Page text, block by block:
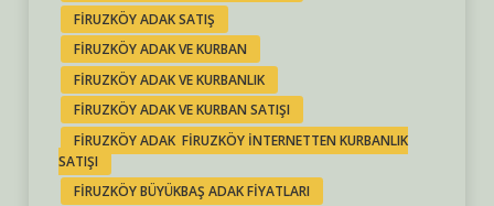
FIRUZKÖY ADAK SATIŞ
FIRUZKÖY ADAK VE KURBAN
FIRUZKÖY ADAK VE KURBANLIK
FIRUZKÖY ADAK VE KURBAN SATIŞI
FIRUZKÖY ADAK FIRUZKÖY INTERNETTEN KURBANLIK
SATIŞI
FIRUZKÖY BÜYÜKBAŞ ADAK FIYATLARI